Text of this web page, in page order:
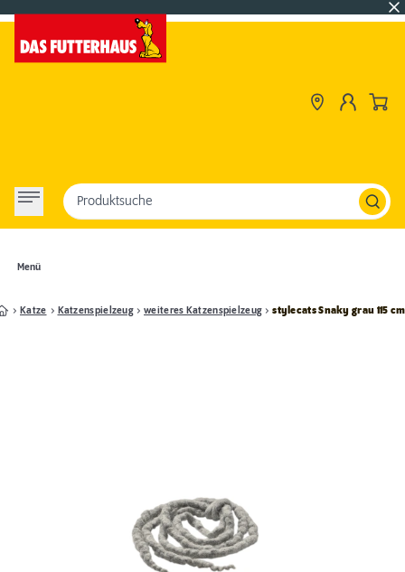
Menü
Produktsuche
Katze Katzenspielzeug weiteres Katzenspielzeug stylecats Snaky grau 115 cm